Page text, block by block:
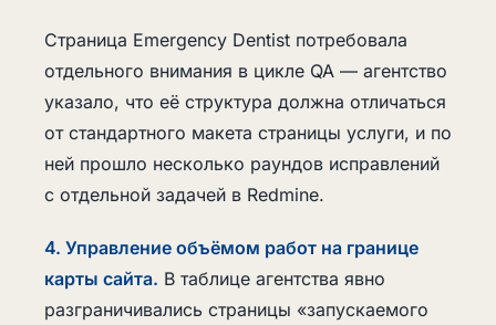
Страница Emergency Dentist потребовала
отдельного внимания в цикле QA — агентство
указало, что её структура должна отличаться
от стандартного макета страницы услуги, и по
ней прошло несколько раундов исправлений
с отдельной задачей в Redmine.
4. Управление объёмом работ на границе
карты сайта. В таблице агентства явно
разграничивались страницы «запускаемого